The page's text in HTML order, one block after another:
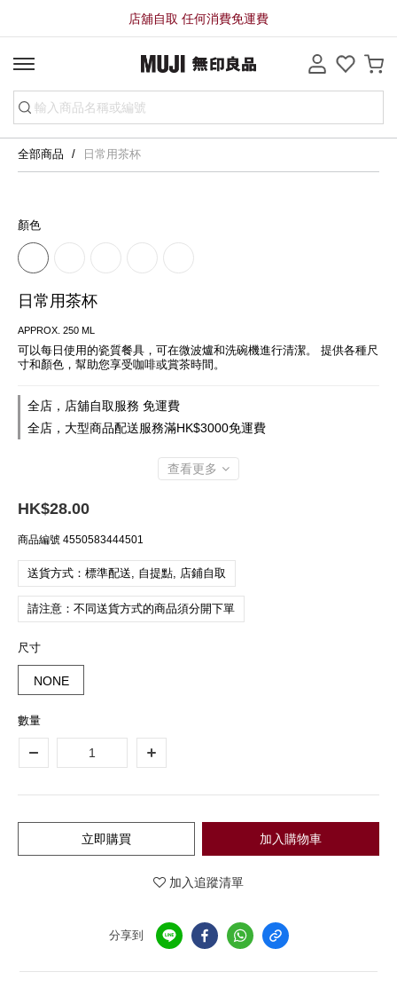
店舖自取 任何消費免運費
全部商品 日常用茶杯
顏色
日常用茶杯
APPROX. 250 ML
可以每日使用的瓷質餐具，可在微波爐和洗碗機進行清潔。 提供各種尺
寸和顏色，幫助您享受咖啡或賞茶時間。
全店，店舖自取服務 免運費
全店，大型商品配送服務滿HK$3000免運費
查看更多
HK$28.00
商品編號 4550583444501
送貨方式：標準配送, 自提點, 店鋪自取
請注意：不同送貨方式的商品須分開下單
尺寸
NONE
數量
加入購物車
立即購買
加入追蹤清單
分享到